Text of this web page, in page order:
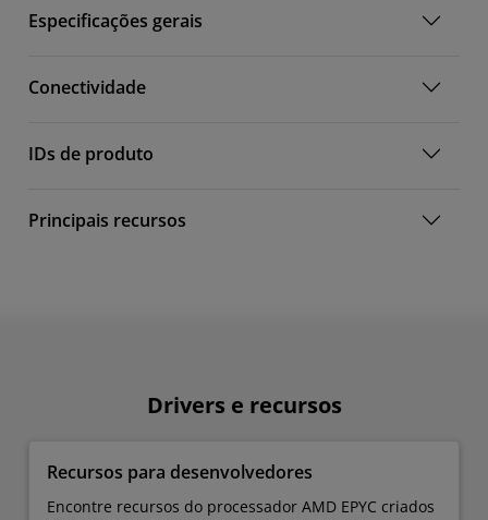
Especificações gerais
Conectividade
IDs de produto
Principais recursos
Drivers e recursos
Recursos para desenvolvedores
Encontre recursos do processador AMD EPYC criados